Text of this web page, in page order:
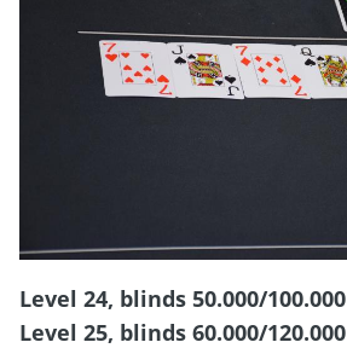
Level 24, blinds 50.000/100.000
Level 25, blinds 60.000/120.000